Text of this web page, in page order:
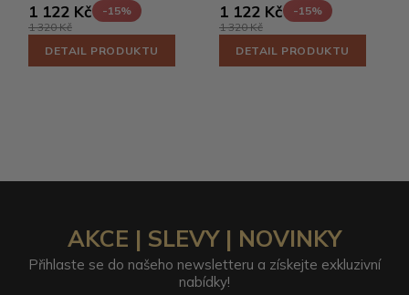
1 122 Kč
-15%
1 320 Kč
DETAIL PRODUKTU
1 122 Kč
-15%
1 320 Kč
DETAIL PRODUKTU
AKCE | SLEVY | NOVINKY
Přihlaste se do našeho newsletteru a získejte exkluzivní
nabídky!